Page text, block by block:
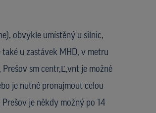
obvykle umístěný u silnic,
u zastávek MHD, v metru
sm centr,Ľ,vnt je možné
je nutné pronajmout celou
je někdy možný po 14